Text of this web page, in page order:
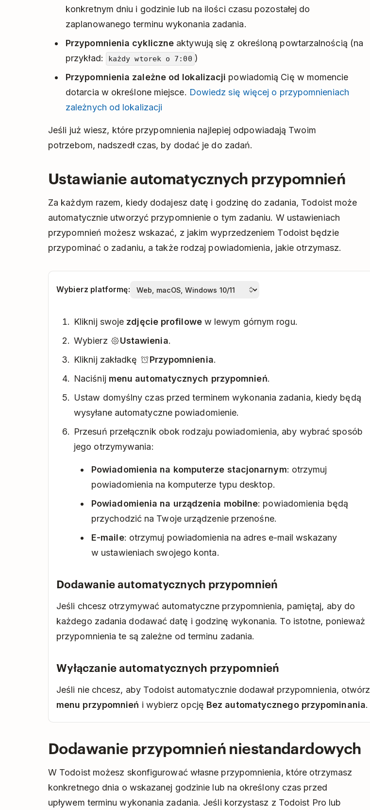
konkretnym dniu i godzinie lub na ilości czasu pozostałej do
zaplanowanego terminu wykonania zadania.
Przypomnienia cykliczne aktywują się z określoną powtarzalnością (na
przykład:
każdy wtorek o 7:00 )
Przypomnienia zależne od lokalizacji powiadomią Cię w momencie
dotarcia w określone miejsce. Dowiedz się więcej o przypomnieniach
zależnych od lokalizacji
Jeśli już wiesz, które przypomnienia najlepiej odpowiadają Twoim
potrzebom, nadszedł czas, by dodać je do zadań.
Ustawianie automatycznych przypomnień
Za każdym razem, kiedy dodajesz datę i godzinę do zadania, Todoist może
automatycznie utworzyć przypomnienie o tym zadaniu. W ustawieniach
przypomnień możesz wskazać, z jakim wyprzedzeniem Todoist będzie
przypominać o zadaniu, a także rodzaj powiadomienia, jakie otrzymasz.
Wybierz platformę:
Kliknij swoje zdjęcie profilowew lewym górnym rogu.
Wybierz
Ustawienia.
Kliknij zakładkę
Przypomnienia.
Naciśnij menu automatycznych przypomnień.
Ustaw domyślny czas przed terminem wykonania zadania, kiedy będą
wysyłane automatyczne powiadomienie.
Przesuń przełącznik obok rodzaju powiadomienia, aby wybrać sposób
jego otrzymywania:
Powiadomienia na komputerze stacjonarnym: otrzymuj
powiadomienia na komputerze typu desktop.
Powiadomienia na urządzenia mobilne: powiadomienia będą
przychodzić na Twoje urządzenie przenośne.
E-maile: otrzymuj powiadomienia na adres e-mail wskazany
w ustawieniach swojego konta.
Dodawanie automatycznych przypomnień
Jeśli chcesz otrzymywać automatyczne przypomnienia, pamiętaj, aby do
każdego zadania dodawać datę i godzinę wykonania. To istotne, ponieważ
przypomnienia te są zależne od terminu zadania.
Wyłączanie automatycznych przypomnień
Jeśli nie chcesz, aby Todoist automatycznie dodawał przypomnienia, otwórz
menu przypomnień i wybierz opcję Bez automatycznego przypominania.
Dodawanie przypomnień niestandardowych
W Todoist możesz skonfigurować własne przypomnienia, które otrzymasz
konkretnego dnia o wskazanej godzinie lub na określony czas przed
upływem terminu wykonania zadania. Jeśli korzystasz z Todoist Pro lub